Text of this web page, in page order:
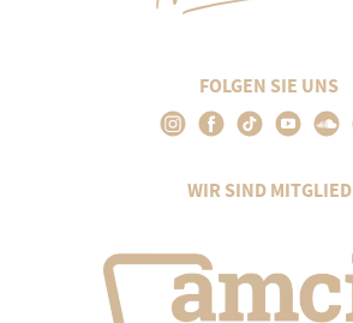
FOLGEN SIE UNS
WIR SIND MITGLIED